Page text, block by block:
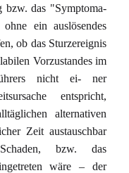
bzw. das "Symptoma-
ein auslösendes
ob das Sturzereignis
Vorzustandes im
nicht ei- ner
entspricht,
alternativen
Zeit austauschbar
bzw. das
wäre – der